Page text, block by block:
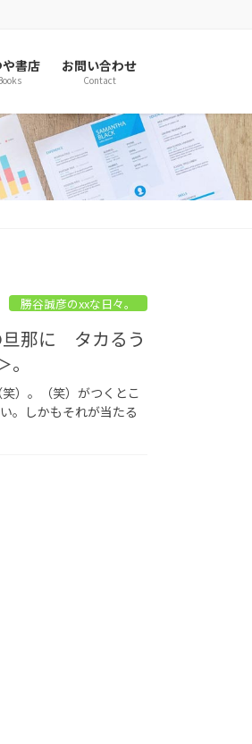
書店 お問い合わせ
Contact
勝谷誠彦のxxな日々。
旦那に タカるう
）。（笑）がつくとこ
。しかもそれが当たる